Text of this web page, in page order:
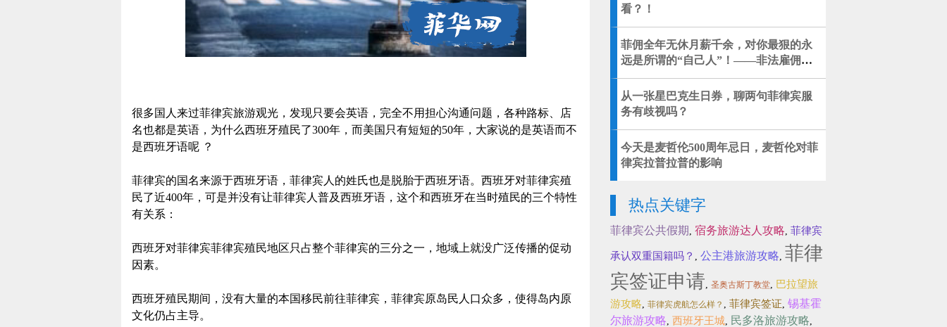
很多国人来过菲律宾旅游观光，发现只要会英语，完全不用担心沟通问题，各种路标、店
名也都是英语，为什么西班牙殖民了300年，而美国只有短短的50年，大家说的是英语而不
是西班牙语呢 ？
菲律宾的国名来源于西班牙语，菲律宾人的姓氏也是脱胎于西班牙语。西班牙对菲律宾殖
民了近400年，可是并没有让菲律宾人普及西班牙语，这个和西班牙在当时殖民的三个特性
有关系：
西班牙对菲律宾菲律宾殖民地区只占整个菲律宾的三分之一，地域上就没广泛传播的促动
因素。
西班牙殖民期间，没有大量的本国移民前往菲律宾，菲律宾原岛民人口众多，使得岛内原
文化仍占主导。
看？！
菲佣全年无休月薪千余，对你最狠的永
远是所谓的“自己人”！——非法雇佣同
乡的新加坡菲籍女雇主被罚4.3万
从一张星巴克生日券，聊两句菲律宾服
务有歧视吗？
今天是麦哲伦500周年忌日，麦哲伦对菲
律宾拉普拉普的影响
热点关键字
菲律宾公共假期 , 宿务旅游达人攻略, 菲律宾
承认双重国籍吗？ , 公主港旅游攻略, 菲律
宾签证申请, 圣奥古斯丁教堂, 巴拉望旅
游攻略, 菲律宾虎航怎么样？ , 菲律宾签证, 锡基霍
尔旅游攻略, 西班牙王城, 民多洛旅游攻略,